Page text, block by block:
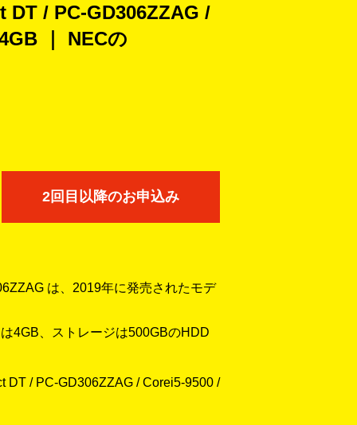
DT / PC-GD306ZZAG /
｜ NECの
2回目以降のお申込み
は、2019年に発売されたモデ
4GB、ストレージは500GBのHDD
DT / PC-GD306ZZAG / Corei5-9500 /